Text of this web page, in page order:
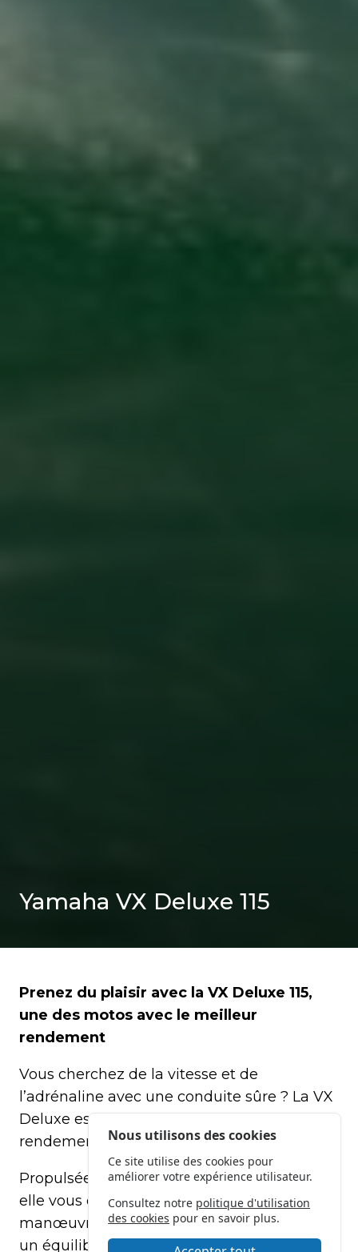
Yamaha VX Deluxe 115
Prenez du plaisir avec la VX Deluxe 115,
une des motos avec le meilleur
rendement
Vous cherchez de la vitesse et de
l’adrénaline avec une conduite sûre ? La VX
Deluxe est l'une des motos avec le meilleur
rendement du marché.
Propulsée par un moteur puissant de 115cv,
elle vous offrira une excellente capacité de
manœuvre, joint à une agilité maximale et
un équilibre supérieur.
Nous utilisons des cookies
Ce site utilise des cookies pour
améliorer votre expérience utilisateur.
Consultez notre politique d'utilisation
des cookies pour en savoir plus.